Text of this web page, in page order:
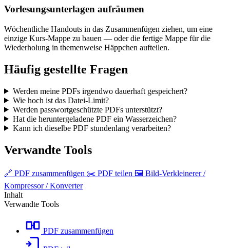
Vorlesungsunterlagen aufräumen
Wöchentliche Handouts in das Zusammenfügen ziehen, um eine
einzige Kurs-Mappe zu bauen — oder die fertige Mappe für die
Wiederholung in themenweise Häppchen aufteilen.
Häufig gestellte Fragen
Werden meine PDFs irgendwo dauerhaft gespeichert?
Wie hoch ist das Datei-Limit?
Werden passwortgeschützte PDFs unterstützt?
Hat die heruntergeladene PDF ein Wasserzeichen?
Kann ich dieselbe PDF stundenlang verarbeiten?
Verwandte Tools
🔗 PDF zusammenfügen ✂️ PDF teilen 🖼️ Bild-Verkleinerer /
Kompressor / Konverter
Inhalt
Verwandte Tools
PDF zusammenfügen